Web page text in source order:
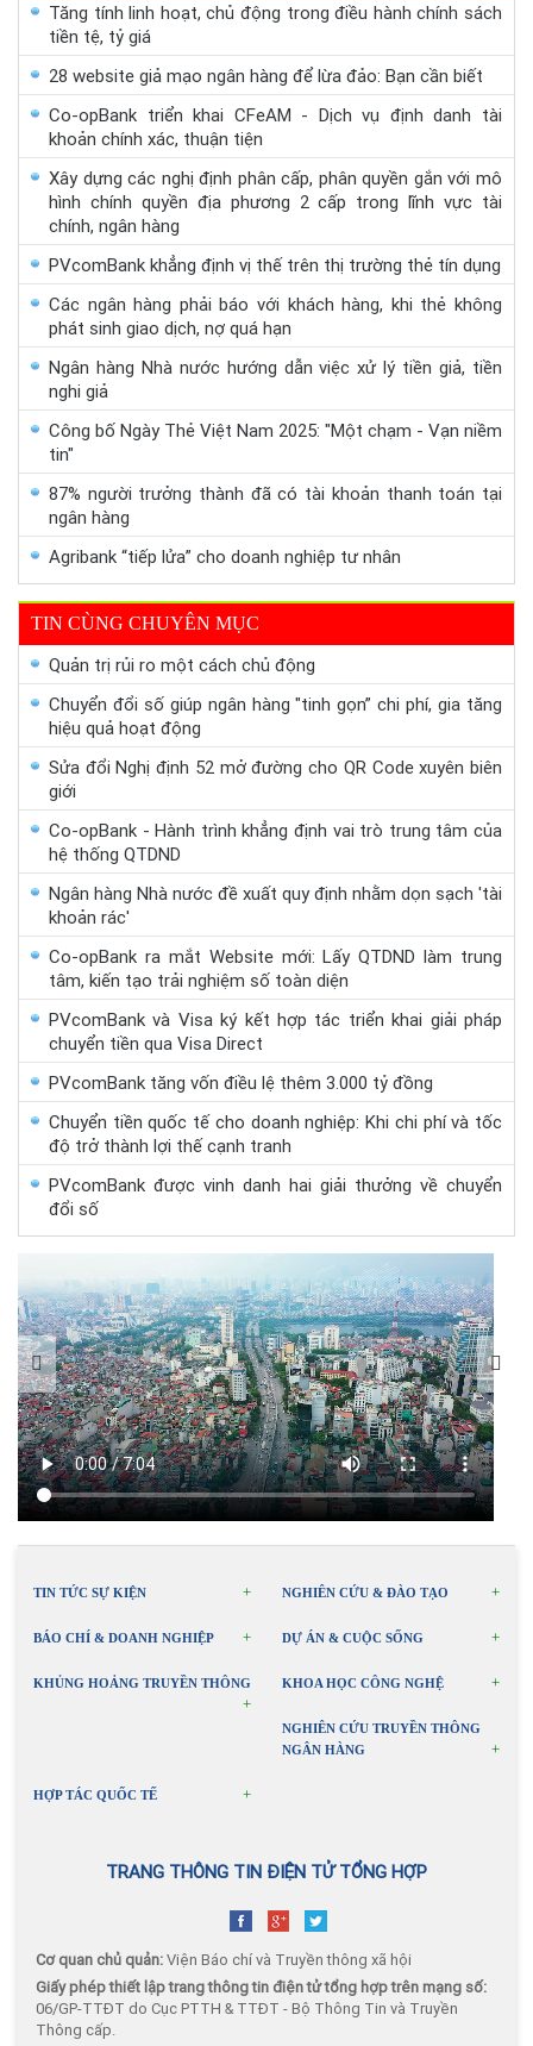
Tăng tính linh hoạt, chủ động trong điều hành chính sách
tiền tệ, tỷ giá
28 website giả mạo ngân hàng để lừa đảo: Bạn cần biết
Co-opBank triển khai CFeAM - Dịch vụ định danh tài
khoản chính xác, thuận tiện
Xây dựng các nghị định phân cấp, phân quyền gắn với mô
hình chính quyền địa phương 2 cấp trong lĩnh vực tài
chính, ngân hàng
PVcomBank khẳng định vị thế trên thị trường thẻ tín dụng
Các ngân hàng phải báo với khách hàng, khi thẻ không
phát sinh giao dịch, nợ quá hạn
Ngân hàng Nhà nước hướng dẫn việc xử lý tiền giả, tiền
nghi giả
Công bố Ngày Thẻ Việt Nam 2025: "Một chạm - Vạn niềm
tin"
87% người trưởng thành đã có tài khoản thanh toán tại
ngân hàng
Agribank “tiếp lửa” cho doanh nghiệp tư nhân
TIN CÙNG CHUYÊN MỤC
Quản trị rủi ro một cách chủ động
Chuyển đổi số giúp ngân hàng "tinh gọn” chi phí, gia tăng
hiệu quả hoạt động
Sửa đổi Nghị định 52 mở đường cho QR Code xuyên biên
giới
Co-opBank - Hành trình khẳng định vai trò trung tâm của
hệ thống QTDND
Ngân hàng Nhà nước đề xuất quy định nhằm dọn sạch 'tài
khoản rác'
Co-opBank ra mắt Website mới: Lấy QTDND làm trung
tâm, kiến tạo trải nghiệm số toàn diện
PVcomBank và Visa ký kết hợp tác triển khai giải pháp
chuyển tiền qua Visa Direct
PVcomBank tăng vốn điều lệ thêm 3.000 tỷ đồng
Chuyển tiền quốc tế cho doanh nghiệp: Khi chi phí và tốc
độ trở thành lợi thế cạnh tranh
PVcomBank được vinh danh hai giải thưởng về chuyển
đổi số
TIN TỨC SỰ KIỆN NGHIÊN CỨU & ĐÀO TẠO
BÁO CHÍ & DOANH NGHIỆP DỰ ÁN & CUỘC SỐNG
KHỦNG HOẢNG TRUYỀN THÔNG KHOA HỌC CÔNG NGHỆ
NGHIÊN CỨU TRUYỀN THÔNG
NGÂN HÀNG
HỢP TÁC QUỐC TẾ
TRANG THÔNG TIN ĐIỆN TỬ TỔNG HỢP
Cơ quan chủ quản:Viện Báo chí và Truyền thông xã hội
Giấy phép thiết lập trang thông tin điện tử tổng hợp trên mạng số:
06/GP-TTĐT do Cục PTTH & TTĐT - Bộ Thông Tin và Truyền
Thông cấp.